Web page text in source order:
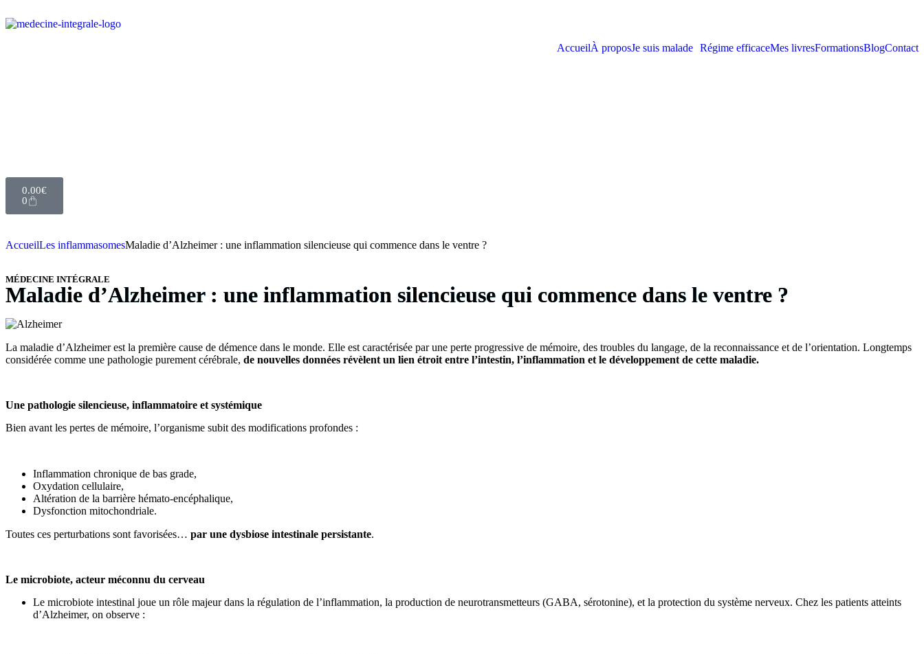
AccueilÀ proposJe suis malade Régime efficaceMes livresFormationsBlogContact
0.00€
0
AccueilLes inflammasomesMaladie d’Alzheimer : une inflammation silencieuse qui commence dans le ventre ?
MÉDECINE INTÉGRALE
Maladie d’Alzheimer : une inflammation silencieuse qui commence dans le ventre ?
La maladie d’Alzheimer est la première cause de démence dans le monde. Elle est caractérisée par une perte progressive de mémoire, des troubles du langage, de la reconnaissance et de l’orientation. Longtemps
considérée comme une pathologie purement cérébrale, de nouvelles données révèlent un lien étroit entre l’intestin, l’inflammation et le développement de cette maladie.
Une pathologie silencieuse, inflammatoire et systémique
Bien avant les pertes de mémoire, l’organisme subit des modifications profondes :
Inflammation chronique de bas grade,
Oxydation cellulaire,
Altération de la barrière hémato-encéphalique,
Dysfonction mitochondriale.
Toutes ces perturbations sont favorisées… par une dysbiose intestinale persistante.
Le microbiote, acteur méconnu du cerveau
Le microbiote intestinal joue un rôle majeur dans la régulation de l’inflammation, la production de neurotransmetteurs (GABA, sérotonine), et la protection du système nerveux. Chez les patients atteints
d’Alzheimer, on observe :